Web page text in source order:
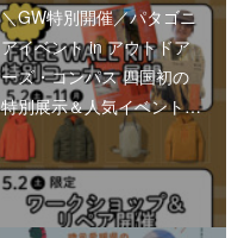
＼GW特別開催／パタゴニ
アイベント in アウトドア
ーズ・コンパス 四国初の
特別展示＆人気イベント…